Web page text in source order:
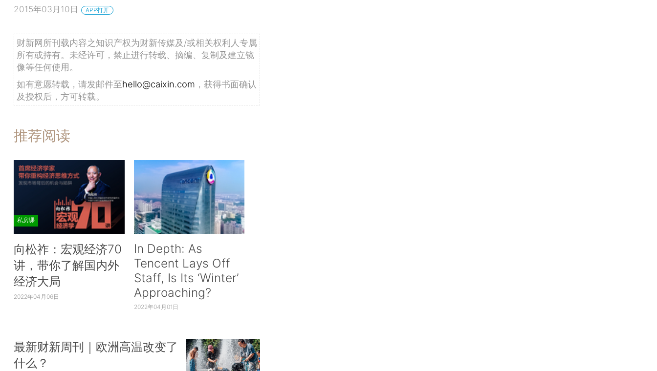
2015年03月10日 APP打开
财新网所刊载内容之知识产权为财新传媒及/或相关权利人专属
所有或持有。未经许可，禁止进行转载、摘编、复制及建立镜
像等任何使用。
如有意愿转载，请发邮件至hello@caixin.com ，获得书面确认
及授权后，方可转载。
推荐阅读
私房课
向松祚：宏观经济70
讲，带你了解国内外
经济大局
2022年04月06日
In Depth: As
Tencent Lays Off
Staff, Is Its ‘Winter’
Approaching?
2022年04月01日
最新财新周刊｜欧洲高温改变了
什么？